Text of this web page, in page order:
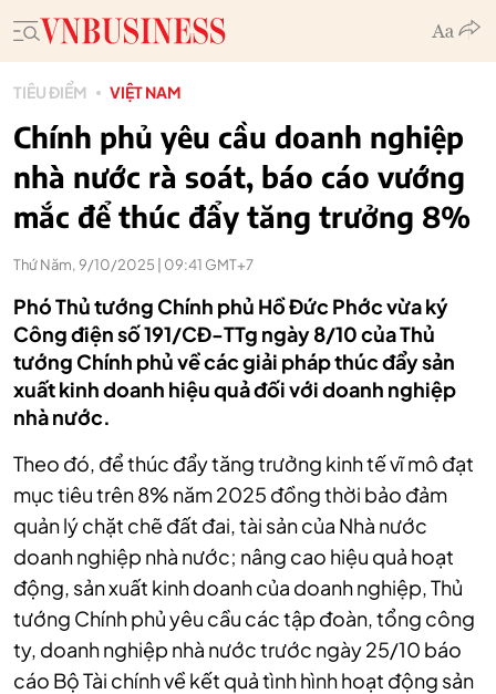
TIÊU ĐIỂM VIỆT NAM
Chính phủ yêu cầu doanh nghiệp
nhà nước rà soát, báo cáo vướng
mắc để thúc đẩy tăng trưởng 8%
Thứ Năm, 9/10/2025 | 09:41 GMT+7
Phó Thủ tướng Chính phủ Hồ Đức Phớc vừa ký
Công điện số 191/CĐ-TTg ngày 8/10 của Thủ
tướng Chính phủ về các giải pháp thúc đẩy sản
xuất kinh doanh hiệu quả đối với doanh nghiệp
nhà nước.
Theo đó, để thúc đẩy tăng trưởng kinh tế vĩ mô đạt
mục tiêu trên 8% năm 2025 đồng thời bảo đảm
quản lý chặt chẽ đất đai, tài sản của Nhà nước
doanh nghiệp nhà nước; nâng cao hiệu quả hoạt
động, sản xuất kinh doanh của doanh nghiệp, Thủ
tướng Chính phủ yêu cầu các tập đoàn, tổng công
ty, doanh nghiệp nhà nước trước ngày 25/10 báo
cáo Bộ Tài chính về kết quả tình hình hoạt động sản